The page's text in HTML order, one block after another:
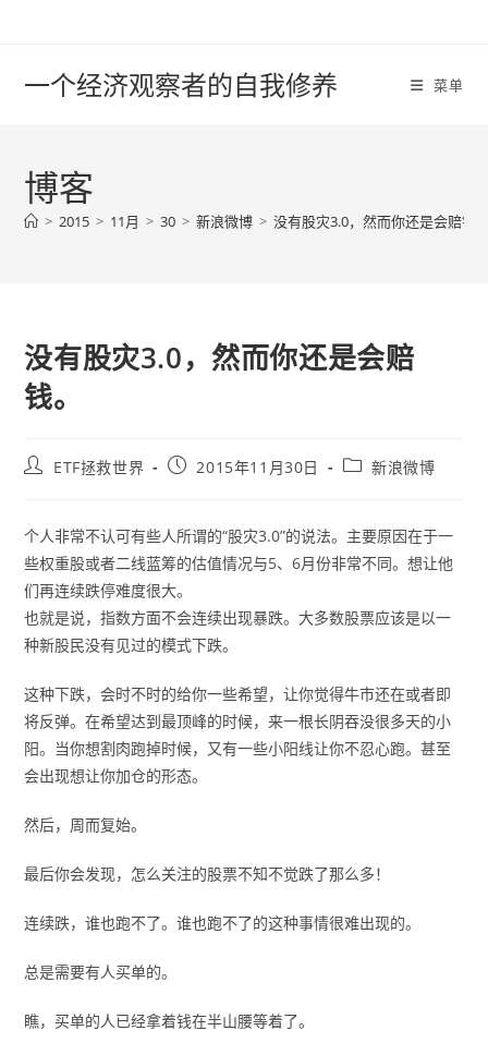
一个经济观察者的自我修养 菜单
博客
> 2015 > 11月 > 30 > 新浪微博 > 没有股灾3.0，然而你还是会赔钱
没有股灾3.0，然而你还是会赔
钱。
PostETF拯救世界
Post2015年11月30日
Post新浪微博
个人非常不认可有些人所谓的“股灾3.0”的说法。主要原因在于一
些权重股或者二线蓝筹的估值情况与5、6月份非常不同。想让他
们再连续跌停难度很大。
也就是说，指数方面不会连续出现暴跌。大多数股票应该是以一
种新股民没有见过的模式下跌。
这种下跌，会时不时的给你一些希望，让你觉得牛市还在或者即
将反弹。在希望达到最顶峰的时候，来一根长阴吞没很多天的小
阳。当你想割肉跑掉时候，又有一些小阳线让你不忍心跑。甚至
会出现想让你加仓的形态。
然后，周而复始。
最后你会发现，怎么关注的股票不知不觉跌了那么多！
连续跌，谁也跑不了。谁也跑不了的这种事情很难出现的。
总是需要有人买单的。
瞧，买单的人已经拿着钱在半山腰等着了。